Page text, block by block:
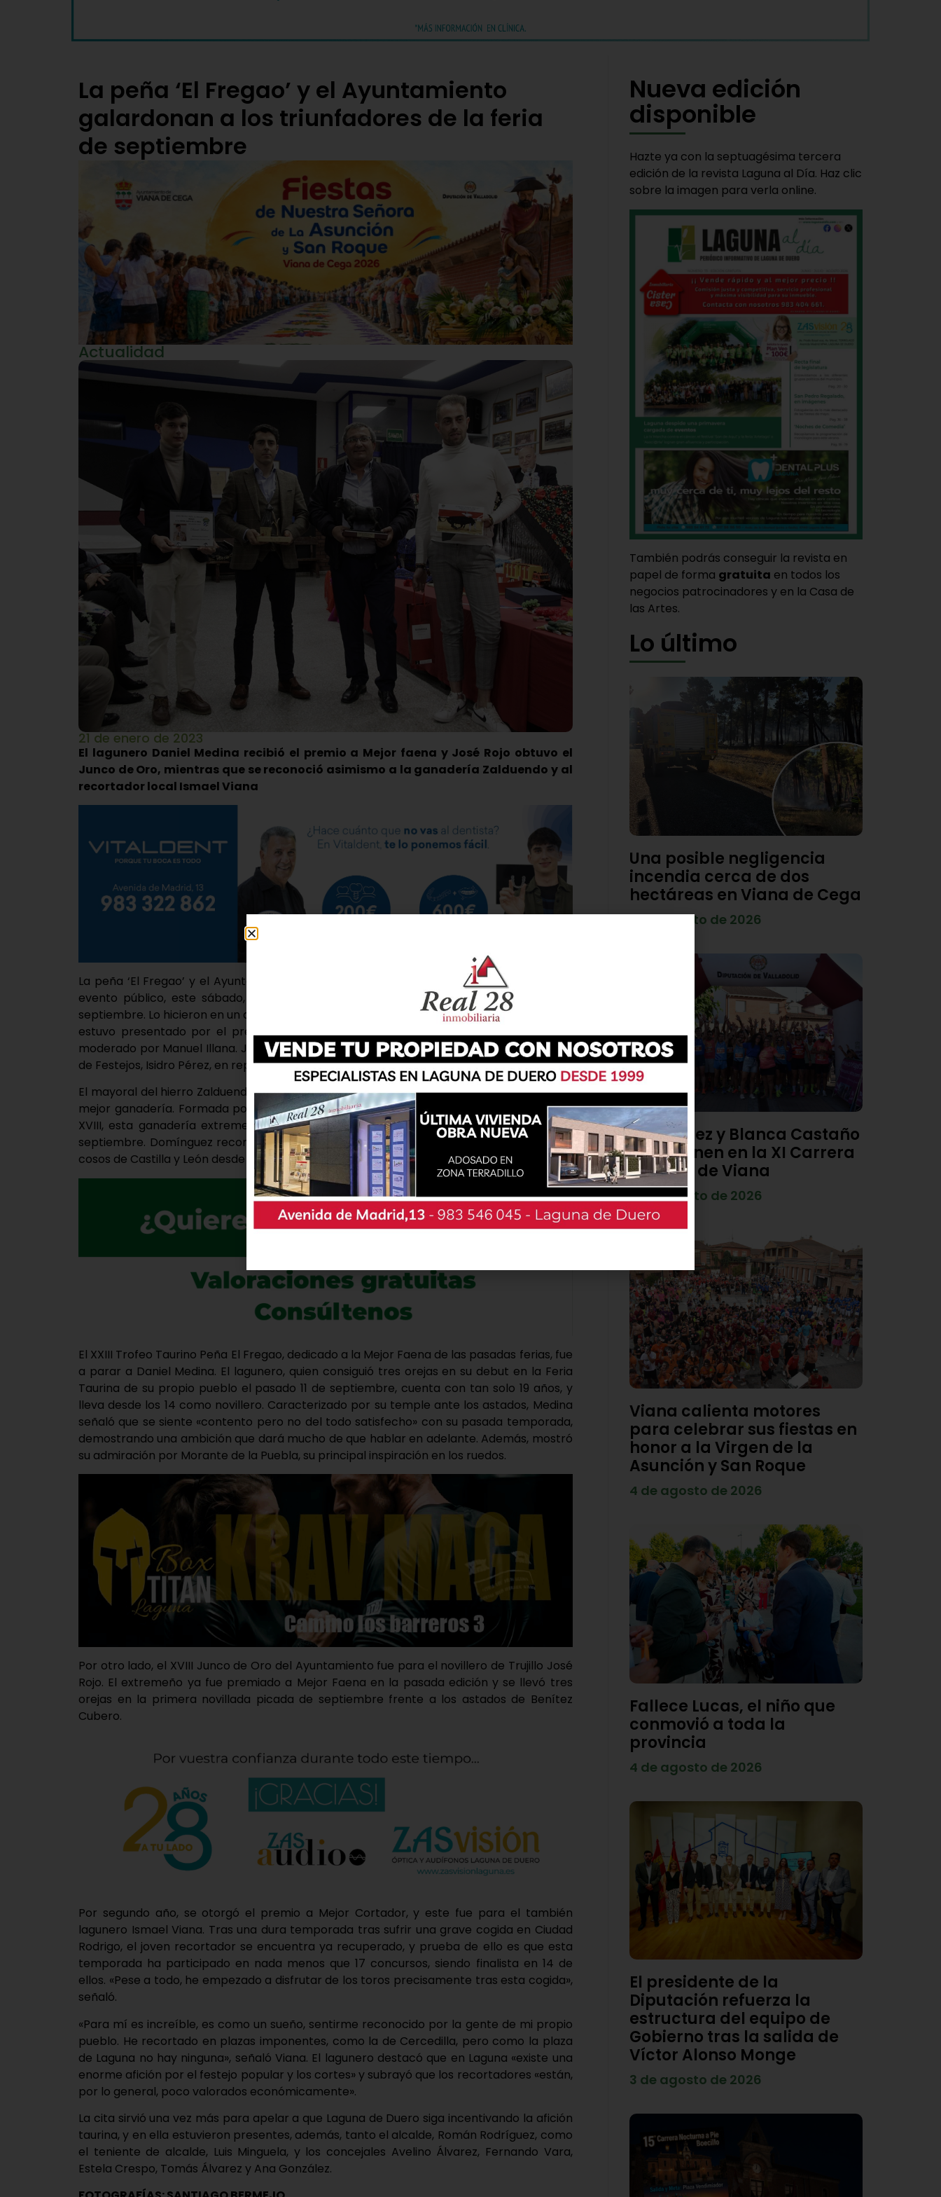
La peña ‘El Fregao’ y el Ayuntamiento
galardonan a los triunfadores de la feria
de septiembre
Actualidad
21 de enero de 2023
El lagunero Daniel Medina recibió el premio a Mejor faena y José Rojo obtuvo el
Junco de Oro, mientras que se reconoció asimismo a la ganadería Zalduendo y al
recortador local Ismael Viana
La peña ‘El Fregao’ y el Ayuntamiento de Laguna de Duero volvieron a reconocer en un
evento público, este sábado, a los triunfadores de la feria de las pasadas fiestas de
septiembre. Lo hicieron en un acto al que acudió más de un centenar de personas. El acto
estuvo presentado por el presidente de la peña el Fregao, Benito Gómez, y además
moderado por Manuel Illana. Junto a ellos estuvo José Luis Ramírez, así como el concejal
de Festejos, Isidro Pérez, en representación del Consistorio.
El mayoral del hierro Zalduendo, Manuel Diego Domínguez, recibió el reconocimiento a la
mejor ganadería. Formada por reses navarras y con orígenes que se remontan al siglo
XVIII, esta ganadería extremeña destacó por la calidad de sus astados en la feria de
septiembre. Domínguez recordó cómo el ganado que representa lleva pasando por los
cosos de Castilla y León desde principios de los noventa bajo su gestión.
El XXIII Trofeo Taurino Peña El Fregao, dedicado a la Mejor Faena de las pasadas ferias, fue
a parar a Daniel Medina. El lagunero, quien consiguió tres orejas en su debut en la Feria
Taurina de su propio pueblo el pasado 11 de septiembre, cuenta con tan solo 19 años, y
lleva desde los 14 como novillero. Caracterizado por su temple ante los astados, Medina
señaló que se siente «contento pero no del todo satisfecho» con su pasada temporada,
demostrando una ambición que dará mucho de que hablar en adelante. Además, mostró
su admiración por Morante de la Puebla, su principal inspiración en los ruedos.
Por otro lado, el XVIII Junco de Oro del Ayuntamiento fue para el novillero de Trujillo José
Rojo. El extremeño ya fue premiado a Mejor Faena en la pasada edición y se llevó tres
orejas en la primera novillada picada de septiembre frente a los astados de Benítez
Cubero.
Por segundo año, se otorgó el premio a Mejor Cortador, y este fue para el también
lagunero Ismael Viana. Tras una dura temporada tras sufrir una grave cogida en Ciudad
Rodrigo, el joven recortador se encuentra ya recuperado, y prueba de ello es que esta
temporada ha participado en nada menos que 17 concursos, siendo finalista en 14 de
ellos. «Pese a todo, he empezado a disfrutar de los toros precisamente tras esta cogida»,
señaló.
«Para mí es increíble, es como un sueño, sentirme reconocido por la gente de mi propio
pueblo. He recortado en plazas imponentes, como la de Cercedilla, pero como la plaza
de Laguna no hay ninguna», señaló Viana. El lagunero destacó que en Laguna «existe una
enorme afición por el festejo popular y los cortes» y subrayó que los recortadores «están,
por lo general, poco valorados económicamente».
La cita sirvió una vez más para apelar a que Laguna de Duero siga incentivando la afición
taurina, y en ella estuvieron presentes, además, tanto el alcalde, Román Rodríguez, como
el teniente de alcalde, Luis Minguela, y los concejales Avelino Álvarez, Fernando Vara,
Estela Crespo, Tomás Álvarez y Ana González.
Nueva edición
disponible
Hazte ya con la septuagésima tercera
edición de la revista Laguna al Día. Haz clic
sobre la imagen para verla online.
También podrás conseguir la revista en
papel de forma gratuita en todos los
negocios patrocinadores y en la Casa de
las Artes.
Lo último
Una posible negligencia
incendia cerca de dos
hectáreas en Viana de Cega
7 de agosto de 2026
Diego Díez y Blanca Castaño
se imponen en la XI Carrera
Popular de Viana
4 de agosto de 2026
Viana calienta motores
para celebrar sus fiestas en
honor a la Virgen de la
Asunción y San Roque
4 de agosto de 2026
Fallece Lucas, el niño que
conmovió a toda la
provincia
4 de agosto de 2026
El presidente de la
Diputación refuerza la
estructura del equipo de
Gobierno tras la salida de
Víctor Alonso Monge
3 de agosto de 2026